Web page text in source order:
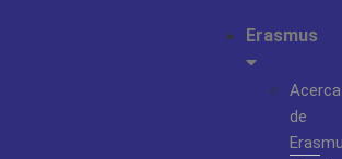
Erasmus
Acerca
de